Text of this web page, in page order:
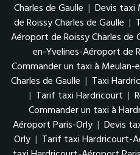
Charles de Gaulle | Devis taxi
de Roissy Charles de Gaulle |
Aéroport de Roissy Charles de
en-Yvelines-Aéroport de
Commander un taxi à
Charles de Gaulle | Taxi
| Tarif taxi Hardricourt |
Commander un taxi à
Aéroport Paris-Orly | Devis
Orly | Tarif taxi Hardricourt-